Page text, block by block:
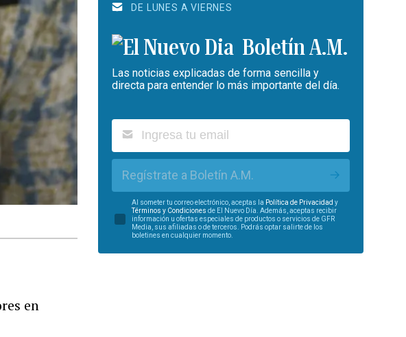
en
DE LUNES A VIERNES
Boletín A.M.
Las noticias explicadas de forma sencilla y
directa para entender lo más importante del día.
Regístrate a Boletín A.M.
Al someter tu correo electrónico, aceptas la Política de Privacidad y
Términos y Condiciones de El Nuevo Día. Además, aceptas recibir
información u ofertas especiales de productos o servicios de GFR
Media, sus afiliadas o de terceros. Podrás optar salirte de los
boletines en cualquier momento.